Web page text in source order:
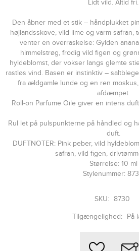
Lidt vild. Altid fri.
Den åbner med et stik – håndplukket
højlands­skove, vild lime og varm safran,
venter en overraskelse: Gylden
himmelstrøg, frodig vild figen og
hyldeblomst, der vokser langs glemte
rastløs vind. Basen er instinktiv –
fra ældgamle lunde og en ren
afdæmpet.
Roll-on Parfume Oile giver en intens
Rul let på pulspunkterne på håndled og
duft.
DUFTNOTER: Pink peber, vild
safran, vild figen,
Størrelse: 10 ml
Stylenummer:
SKU: 8730
Tilgængelighed: På